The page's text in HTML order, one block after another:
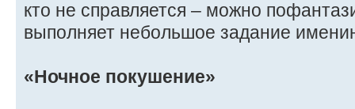
кто не справляется – можно
выполняет небольшое задание
«Ночное покушение»